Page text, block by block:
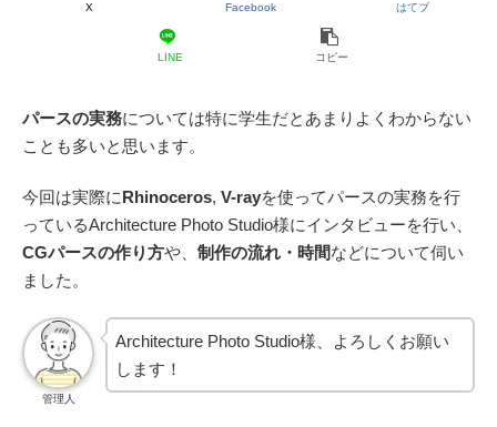
X Facebook はてブ
LINE コピー
パースの実務については特に学生だとあまりよくわからない
ことも多いと思います。
今回は実際にRhinoceros, V-rayを使ってパースの実務を行
っているArchitecture Photo Studio様にインタビューを行い、
CGパースの作り方や、 制作の流れ・時間などについて伺い
ました。
管理人
Architecture Photo Studio様、よろしくお願い
します！